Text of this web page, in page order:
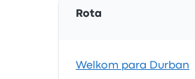
Rota
Welkom para Durban